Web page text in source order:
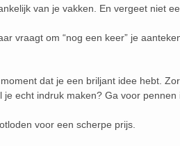
van je vakken. En vergeet niet
vraagt om “nog een keer” je
dat je een briljant idee hebt.
echt indruk maken? Ga voor
voor een scherpe prijs.